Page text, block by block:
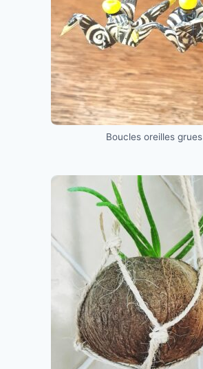
Boucles oreilles grues